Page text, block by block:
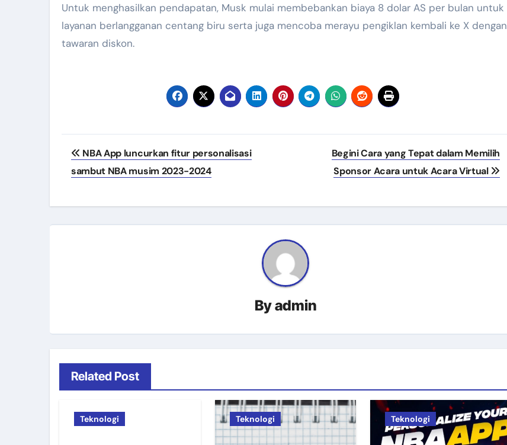
Untuk menghasilkan pendapatan, Musk mulai membebankan biaya 8 dolar AS per bulan untuk
layanan berlangganan centang biru serta juga mencoba merayu pengiklan kembali ke X dengan
tawaran diskon.
Navigasi
pos
NBA App luncurkan fitur personalisasi
sambut NBA musim 2023-2024
Begini Cara yang Tepat dalam Memilih
Sponsor Acara untuk Acara Virtual
Byadmin
Related Post
Teknologi Teknologi Teknologi